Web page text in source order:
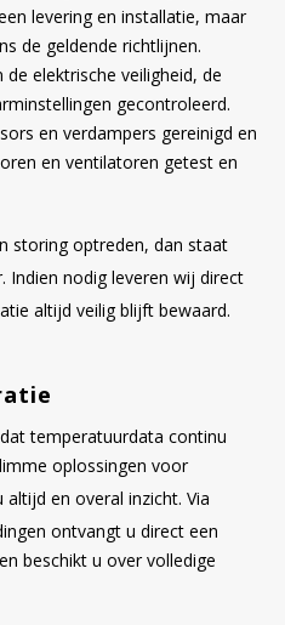
levering en installatie, maar
de geldende richtlijnen.
elektrische veiligheid, de
gecontroleerd.
en verdampers gereinigd en
en ventilatoren getest en
storing optreden, dan staat
Indien nodig leveren wij direct
altijd veilig blijft bewaard.
temperatuurdata continu
oplossingen voor
altijd en overal inzicht. Via
ontvangt u direct een
beschikt u over volledige